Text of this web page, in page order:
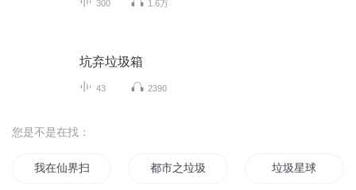
300 1.6万
坑弃垃圾箱
43 2390
您是不是在找：
我在仙界扫垃圾 都市之垃圾王 垃圾星球